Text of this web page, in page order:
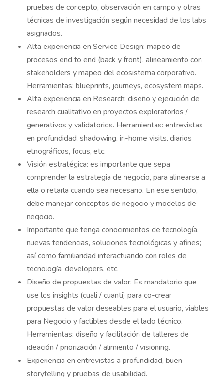
pruebas de concepto, observación en campo y otras
técnicas de investigación según necesidad de los labs
asignados.
Alta experiencia en Service Design: mapeo de
procesos end to end (back y front), alineamiento con
stakeholders y mapeo del ecosistema corporativo.
Herramientas: blueprints, journeys, ecosystem maps.
Alta experiencia en Research: diseño y ejecución de
research cualitativo en proyectos exploratorios /
generativos y validatorios. Herramientas: entrevistas
en profundidad, shadowing, in-home visits, diarios
etnográficos, focus, etc.
Visión estratégica: es importante que sepa
comprender la estrategia de negocio, para alinearse a
ella o retarla cuando sea necesario. En ese sentido,
debe manejar conceptos de negocio y modelos de
negocio.
Importante que tenga conocimientos de tecnología,
nuevas tendencias, soluciones tecnológicas y afines;
así como familiaridad interactuando con roles de
tecnología, developers, etc.
Diseño de propuestas de valor: Es mandatorio que
use los insights (cuali / cuanti) para co-crear
propuestas de valor deseables para el usuario, viables
para Negocio y factibles desde el lado técnico.
Herramientas: diseño y facilitación de talleres de
ideación / priorización / alimiento / visioning.
Experiencia en entrevistas a profundidad, buen
storytelling y pruebas de usabilidad.